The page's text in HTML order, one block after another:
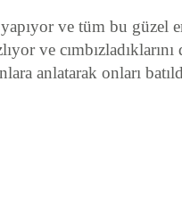
ve tüm bu güzel
ve
anlatarak onları